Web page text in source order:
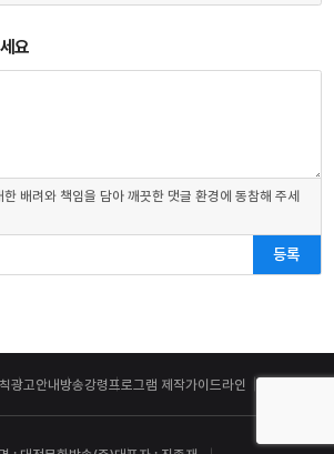
요
배려와 책임을 담아 깨끗한 댓글 환경에 동참해 주세
등록
광고안내방송강령 프로그램 제작가이드라인